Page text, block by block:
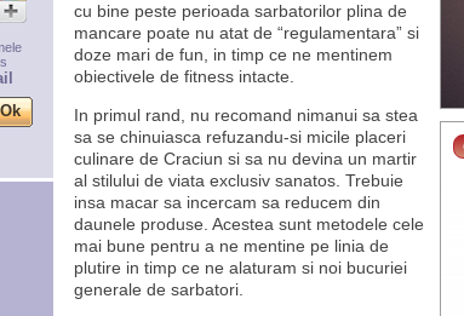
cu bine peste perioada sarbatorilor plina de
mancare poate nu atat de “regulamentara” si
doze mari de fun, in timp ce ne mentinem
obiectivele de fitness intacte.
In primul rand, nu recomand nimanui sa stea
sa se chinuiasca refuzandu-si micile placeri
culinare de Craciun si sa nu devina un martir
al stilului de viata exclusiv sanatos. Trebuie
insa macar sa incercam sa reducem din
daunele produse. Acestea sunt metodele cele
mai bune pentru a ne mentine pe linia de
plutire in timp ce ne alaturam si noi bucuriei
generale de sarbatori.